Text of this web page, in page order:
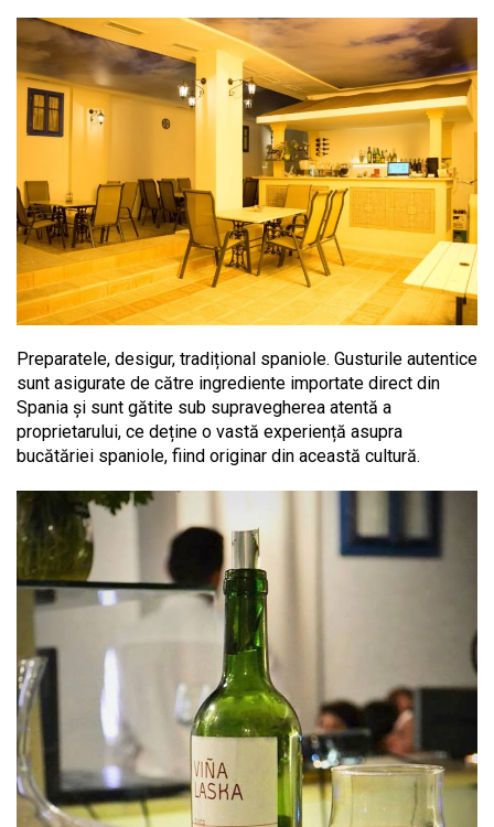
Preparatele, desigur, tradițional spaniole. Gusturile autentice
sunt asigurate de către ingrediente importate direct din
Spania și sunt gătite sub supravegherea atentă a
proprietarului, ce deține o vastă experiență asupra
bucătăriei spaniole, fiind originar din această cultură.